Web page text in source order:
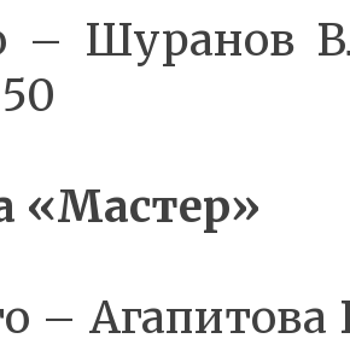
– Шуранов
«Мастер»
–